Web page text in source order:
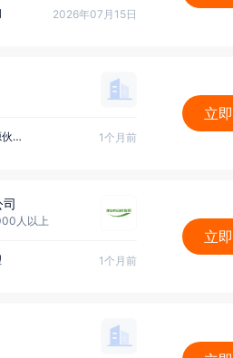
2026年07月15日
1个月前
立
人以上
1个月前
立